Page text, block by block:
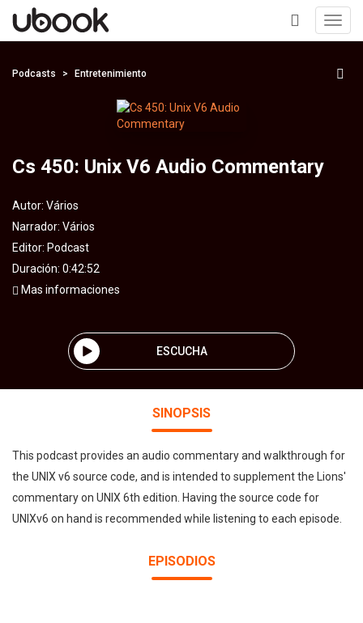
+
Podcasts Entretenimiento
Cs 450: Unix V6 Audio Commentary
Autor: Vários
Narrador: Vários
Editor: Podcast
Duración: 0:42:52
Mas informaciones
ESCUCHA
SINOPSIS
This podcast provides an audio commentary and walkthrough for
the UNIX v6 source code, and is intended to supplement the Lions'
commentary on UNIX 6th edition. Having the source code for
UNIXv6 on hand is recommended while listening to each episode.
EPISODIOS